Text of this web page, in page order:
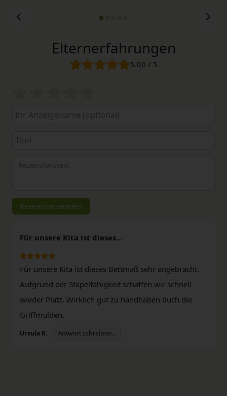
Elternerfahrungen
5.00 / 5
Rezensionstext
Rezension senden
Für unsere Kita ist dieses...
Für unsere Kita ist dieses Bettmaß sehr angebracht.
Aufgrund der Stapelfähigkeit schaffen wir schnell
wieder Platz. Wirklich gut zu handhaben duch die
Griffmulden.
Ursula R. Antwort schreiben...